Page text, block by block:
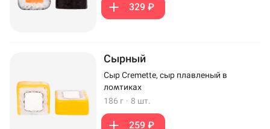
329 ₽
Сырный
Сыр Cremette, сыр плавленый в
ломтиках
186 г · 8 шт.
259 ₽